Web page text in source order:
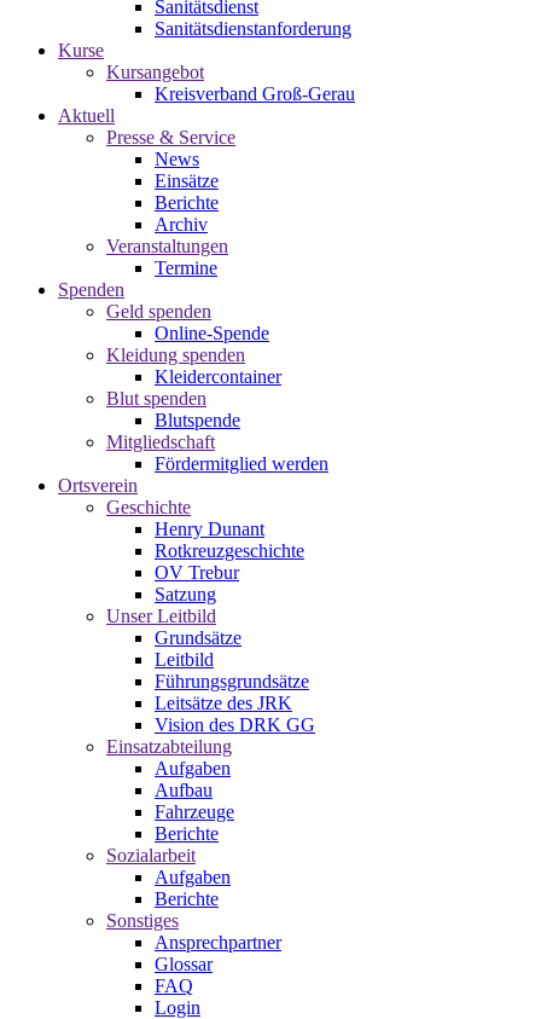
Sanitätsdienst
Sanitätsdienstanforderung
Kurse
Kursangebot
Kreisverband Groß-Gerau
Aktuell
Presse & Service
News
Einsätze
Berichte
Archiv
Veranstaltungen
Termine
Spenden
Geld spenden
Online-Spende
Kleidung spenden
Kleidercontainer
Blut spenden
Blutspende
Mitgliedschaft
Fördermitglied werden
Ortsverein
Geschichte
Henry Dunant
Rotkreuzgeschichte
OV Trebur
Satzung
Unser Leitbild
Grundsätze
Leitbild
Führungsgrundsätze
Leitsätze des JRK
Vision des DRK GG
Einsatzabteilung
Aufgaben
Aufbau
Fahrzeuge
Berichte
Sozialarbeit
Aufgaben
Berichte
Sonstiges
Ansprechpartner
Glossar
FAQ
Login